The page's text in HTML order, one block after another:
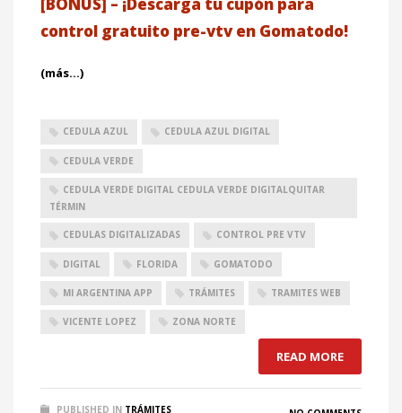
[BONUS] – ¡Descarga tu cupón para
control gratuito pre-vtv en Gomatodo!
(más…)
CEDULA AZUL CEDULA AZUL DIGITAL
CEDULA VERDE
CEDULA VERDE DIGITAL CEDULA VERDE DIGITALQUITAR
TÉRMIN
CEDULAS DIGITALIZADAS CONTROL PRE VTV
DIGITAL FLORIDA GOMATODO
MI ARGENTINA APP TRÁMITES TRAMITES WEB
VICENTE LOPEZ ZONA NORTE
READ MORE
PUBLISHED IN TRÁMITES